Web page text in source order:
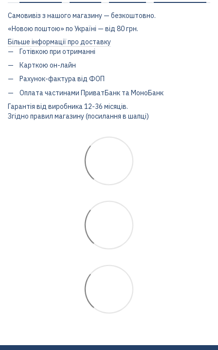
Самовивіз з нашого магазину — безкоштовно.
«Новою поштою» по Україні — від 80 грн.
Більше інформації про доставку
Готівкою при отриманні
Карткою он-лайн
Рахунок-фактура від ФОП
Оплата частинами ПриватБанк та МоноБанк
Гарантія від виробника 12-36 місяців.
Згідно правил магазину (посилання в шапці)